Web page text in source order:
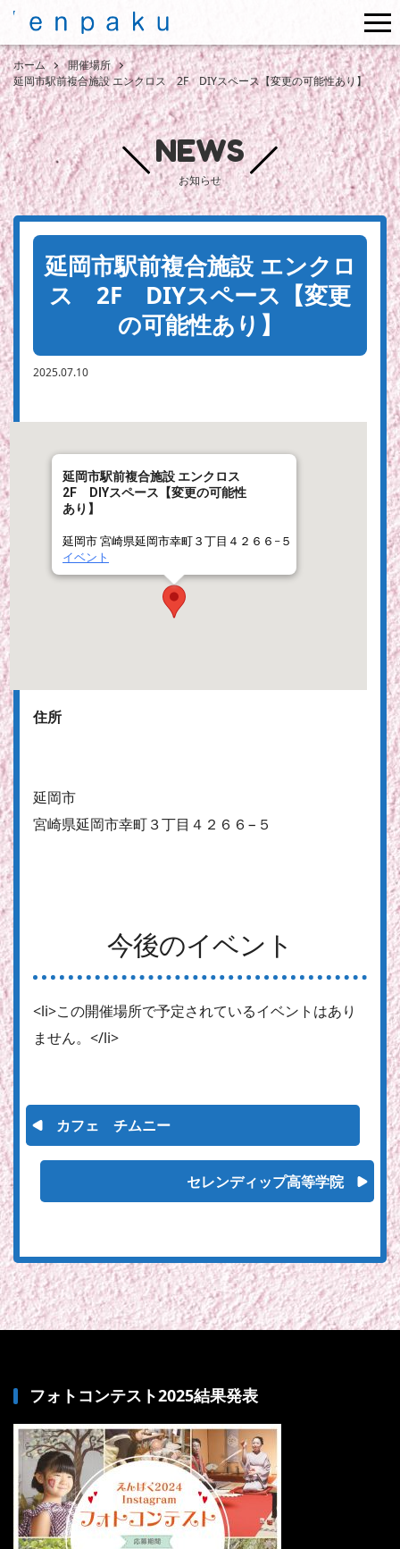
ホーム
開催場所
延岡市駅前複合施設 エンクロス 2F DIYスペース【変更の可能性あり】
NEWS
お知らせ
延岡市駅前複合施設 エンクロ
ス 2F DIYスペース【変更
の可能性あり】
2025.07.10
延岡市駅前複合施設 エンクロス
2F DIYスペース【変更の可能性
あり】
延岡市 宮崎県延岡市幸町３丁目４２６６−５
イベント
住所
延岡市
宮崎県延岡市幸町３丁目４２６６−５
今後のイベント
<li>この開催場所で予定されているイベントはあり
ません。</li>
カフェ チムニー
セレンディップ高等学院
フォトコンテスト2025結果発表